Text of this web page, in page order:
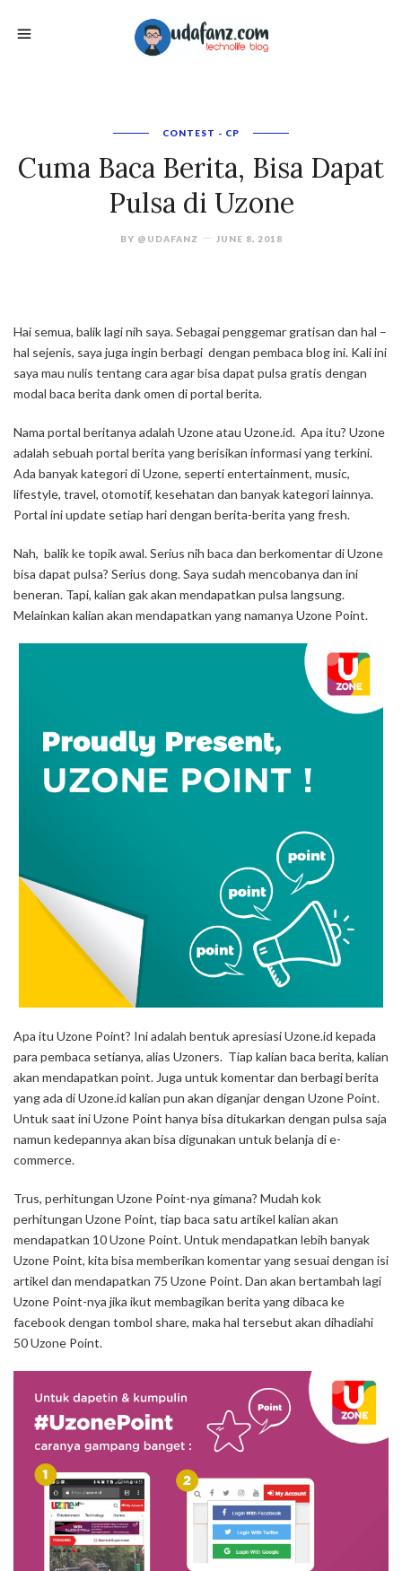
CONTEST - CP
Cuma Baca Berita, Bisa Dapat
Pulsa di Uzone
BY @UDAFANZ JUNE 8, 2018
Hai semua, balik lagi nih saya. Sebagai penggemar gratisan dan hal –
hal sejenis, saya juga ingin berbagi dengan pembaca blog ini. Kali ini
saya mau nulis tentang cara agar bisa dapat pulsa gratis dengan
modal baca berita dank omen di portal berita.
Nama portal beritanya adalah Uzone atau Uzone.id. Apa itu? Uzone
adalah sebuah portal berita yang berisikan informasi yang terkini.
Ada banyak kategori di Uzone, seperti entertainment, music,
lifestyle, travel, otomotif, kesehatan dan banyak kategori lainnya.
Portal ini update setiap hari dengan berita-berita yang fresh.
Nah, balik ke topik awal. Serius nih baca dan berkomentar di Uzone
bisa dapat pulsa? Serius dong. Saya sudah mencobanya dan ini
beneran. Tapi, kalian gak akan mendapatkan pulsa langsung.
Melainkan kalian akan mendapatkan yang namanya Uzone Point.
Apa itu Uzone Point? Ini adalah bentuk apresiasi Uzone.id kepada
para pembaca setianya, alias Uzoners. Tiap kalian baca berita, kalian
akan mendapatkan point. Juga untuk komentar dan berbagi berita
yang ada di Uzone.id kalian pun akan diganjar dengan Uzone Point.
Untuk saat ini Uzone Point hanya bisa ditukarkan dengan pulsa saja
namun kedepannya akan bisa digunakan untuk belanja di e-
commerce.
Trus, perhitungan Uzone Point-nya gimana? Mudah kok
perhitungan Uzone Point, tiap baca satu artikel kalian akan
mendapatkan 10 Uzone Point. Untuk mendapatkan lebih banyak
Uzone Point, kita bisa memberikan komentar yang sesuai dengan isi
artikel dan mendapatkan 75 Uzone Point. Dan akan bertambah lagi
Uzone Point-nya jika ikut membagikan berita yang dibaca ke
facebook dengan tombol share, maka hal tersebut akan dihadiahi
50 Uzone Point.